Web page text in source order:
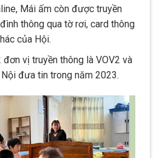
Mái ấm còn được truyền
thông qua tờ rơi, card thông
của Hội.
vị truyền thông là VOV2 và
đưa tin trong năm 2023.